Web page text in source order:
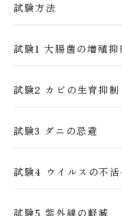
試験方法
試験1 大腸菌の増殖抑
試験2 カビの生育抑制
試験3 ダニの忌避
試験4 ウイルスの不活
試験5 紫外線の軽減